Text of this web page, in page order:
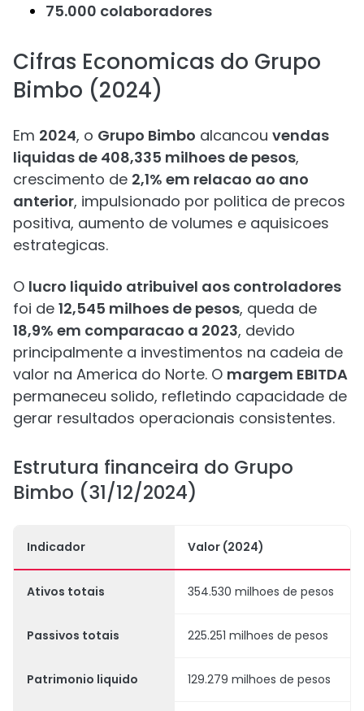
75.000 colaboradores
Cifras Economicas do Grupo
Bimbo (2024)
Em 2024, o Grupo Bimbo alcancou vendas
liquidas de 408,335 milhoes de pesos,
crescimento de 2,1% em relacao ao ano
anterior, impulsionado por politica de precos
positiva, aumento de volumes e aquisicoes
estrategicas.
O lucro liquido atribuivel aos controladores
foi de 12,545 milhoes de pesos, queda de
18,9% em comparacao a 2023, devido
principalmente a investimentos na cadeia de
valor na America do Norte. O margem EBITDA
permaneceu solido, refletindo capacidade de
gerar resultados operacionais consistentes.
Estrutura financeira do Grupo
Bimbo (31/12/2024)
Indicador Valor (2024)
Ativos totais 354.530 milhoes de pesos
Passivos totais 225.251 milhoes de pesos
Patrimonio liquido 129.279 milhoes de pesos